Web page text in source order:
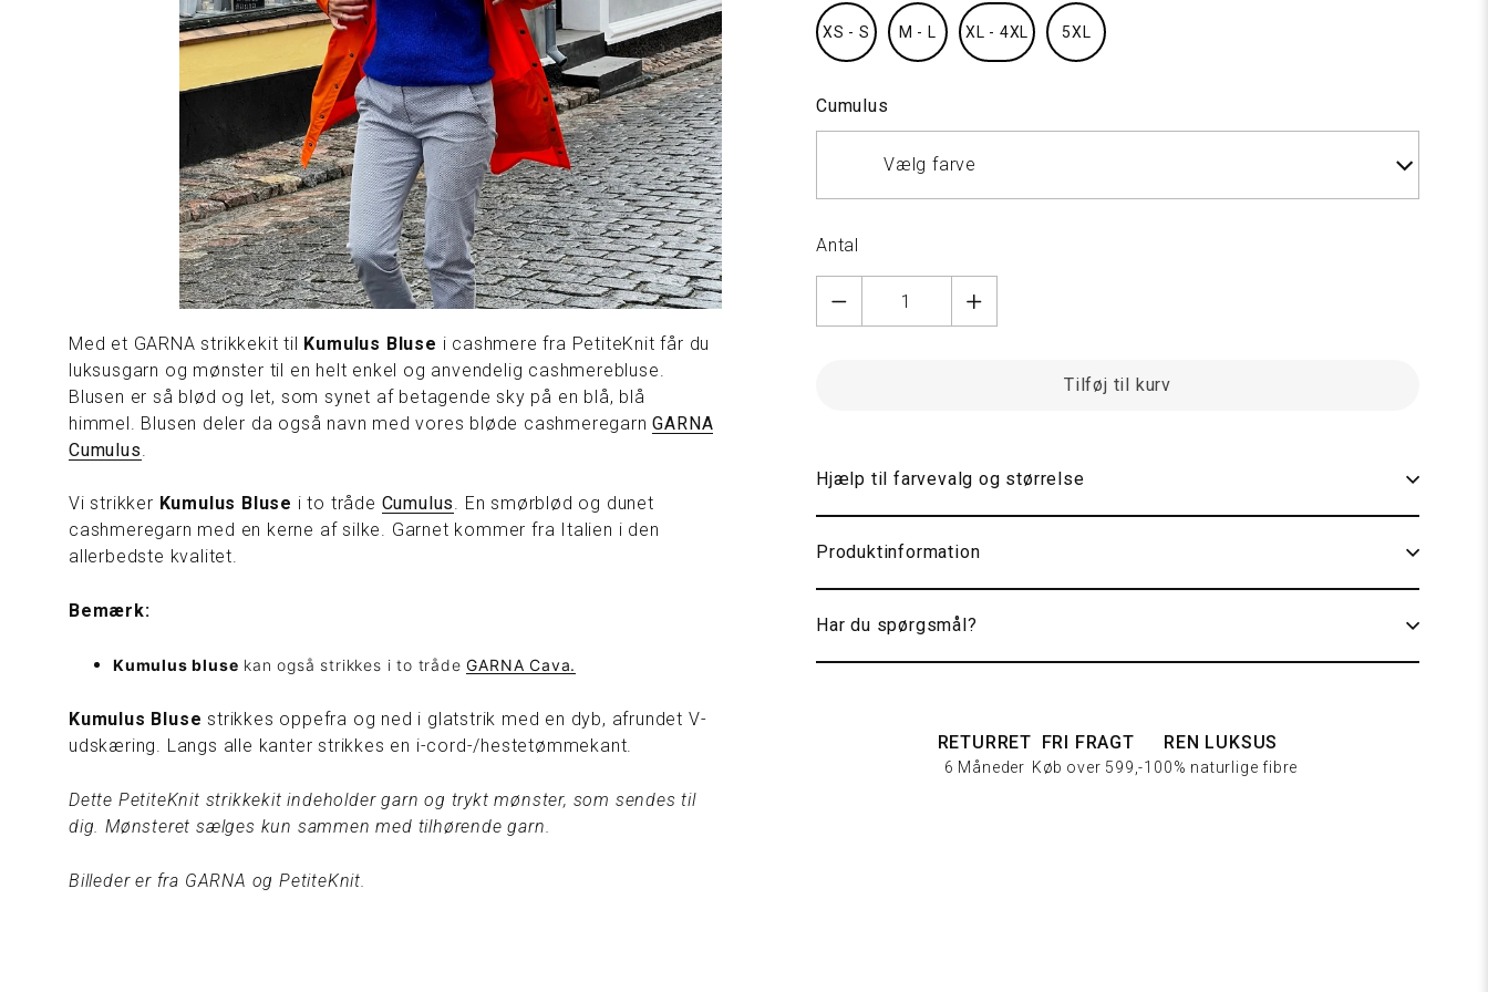
Med et GARNA strikkekit til Kumulus Bluse i cashmere fra PetiteKnit får du
luksusgarn og mønster til en helt enkel og anvendelig cashmerebluse.
Blusen er så blød og let, som synet af betagende sky på en blå, blå
himmel. Blusen deler da også navn med vores bløde cashmeregarnGARNA
Cumulus.
Vi strikker Kumulus Bluse i to tråde Cumulus. En smørblød og dunet
cashmeregarn med en kerne af silke. Garnet kommer fra Italien i den
allerbedste kvalitet.
Bemærk:
Kumulus bluse kan også strikkes i to trådeGARNA Cava.
Kumulus Bluse strikkes oppefra og ned i glatstrik med en dyb, afrundet V-
udskæring. Langs alle kanter strikkes en i-cord-/hestetømmekant.
Dette PetiteKnit strikkekit indeholder garn og trykt mønster, som sendes til
dig. Mønsteret sælges kun sammen med tilhørende garn.
Billeder er fra GARNA og PetiteKnit.
XS - S M - L XL - 4XL 5XL
Cumulus
Vælg farve
Antal
Tilføj til kurv
Hjælp til farvevalg og størrelse
Produktinformation
Har du spørgsmål?
RETURRET
6 Måneder
FRI FRAGT
Køb over 599,-
REN LUKSUS
100% naturlige fibre